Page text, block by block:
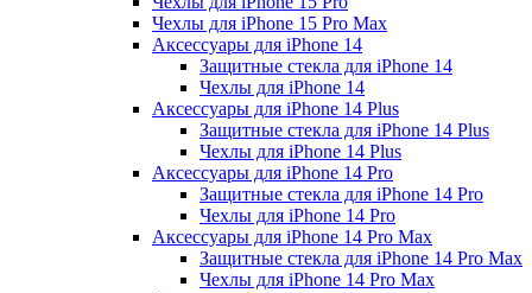
Чехлы для iPhone 15 Pro Max
Аксессуары для iPhone 14
Защитные стекла для iPhone 14
Чехлы для iPhone 14
Аксессуары для iPhone 14 Plus
Защитные стекла для iPhone 14 Plus
Чехлы для iPhone 14 Plus
Аксессуары для iPhone 14 Pro
Защитные стекла для iPhone 14 Pro
Чехлы для iPhone 14 Pro
Аксессуары для iPhone 14 Pro Max
Защитные стекла для iPhone 14 Pro Max
Чехлы для iPhone 14 Pro Max